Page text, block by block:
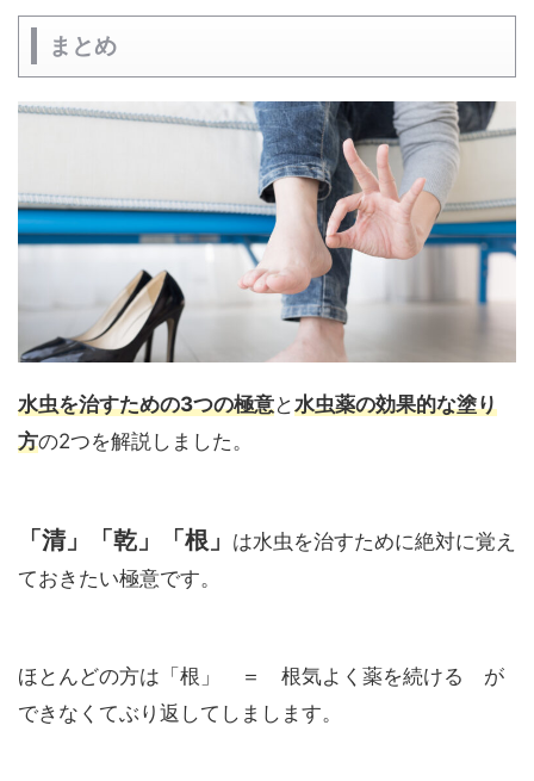
まとめ
水虫を治すための3つの極意と水虫薬の効果的な塗り
方の2つを解説しました。
「清」「乾」「根」 は水虫を治すために絶対に覚え
ておきたい極意です。
ほとんどの方は「根」 ＝ 根気よく薬を続ける が
できなくてぶり返してしまします。